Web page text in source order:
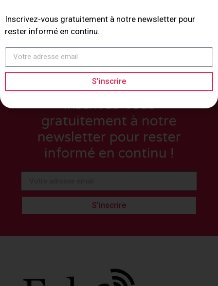
Inscrivez-vous
gratuitement à notre
newsletter pour rester
informé en continu !
S'inscrire
Inscrivez-vous gratuitement à notre newsletter pour
rester informé en continu.
S'inscrire